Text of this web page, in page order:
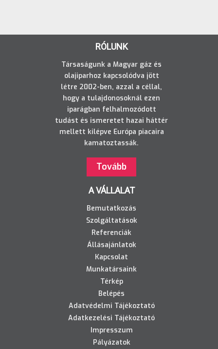
RÓLUNK
Társaságunk a Magyar gáz és
olajiparhoz kapcsolódva jött
létre 2002-ben, azzal a céllal,
hogy a tulajdonosoknál ezen
iparágban felhalmozódott
tudást és ismeretet hazai háttér
mellett kilépve Európa piacaira
kamatoztassák.
Tovább
A VÁLLALAT
Bemutatkozás
Szolgáltatások
Referenciák
Állásajánlatok
Kapcsolat
Munkatársaink
Térkép
Belépés
Adatvédelmi Tájékoztató
Adatkezelési Tájékoztató
Impresszum
Pályázatok